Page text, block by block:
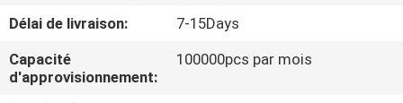
CONTRÔLE
DE
QUALITÉ
Délai de livraison:
7-15Days
Capacité
d'approvisionnement:
100000pcs par mois